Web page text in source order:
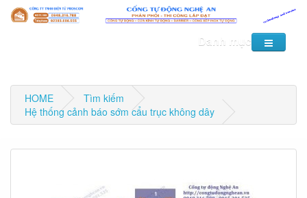
Danh mục
HOME
Tìm kiếm
Hệ thống cảnh báo sớm cẩu trục không dây